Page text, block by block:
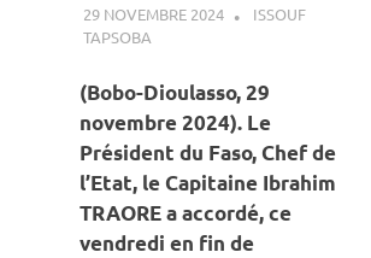
29 NOVEMBRE 2024
ISSOUF
TAPSOBA
(Bobo-Dioulasso, 29
novembre 2024). Le
Président du Faso, Chef de
l’Etat, le Capitaine Ibrahim
TRAORE a accordé, ce
vendredi en fin de